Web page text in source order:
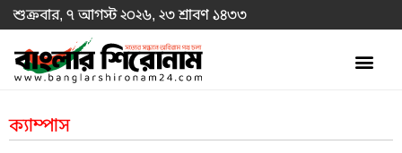
শুক্রবার, ৭ আগস্ট ২০২৬, ২৩ শ্রাবণ ১৪৩৩
ক্যাম্পাস